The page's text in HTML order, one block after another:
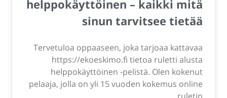
helppokäyttöinen – kaikki mitä
sinun tarvitsee tietää
Tervetuloa oppaaseen, joka tarjoaa kattavaa
https://ekoeskimo.fi tietoa ruletti alusta
helppokäyttöinen -pelistä. Olen kokenut
pelaaja, jolla on yli 15 vuoden kokemus online